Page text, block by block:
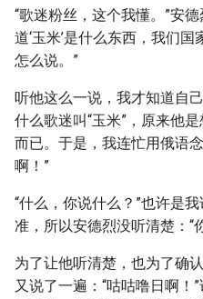
“歌迷粉丝，这个我懂。”安
道‘玉米’是什么东西，我们
怎么说。”
听他这么一说，我才知道自
什么歌迷叫“玉米”，原来他
而已。于是，我连忙用俄语
啊！”
“什么，你说什么？”也许是
准，所以安德烈没听清楚：“
为了让他听清楚，也为了确
又说了一遍：“咕咕噜日啊！